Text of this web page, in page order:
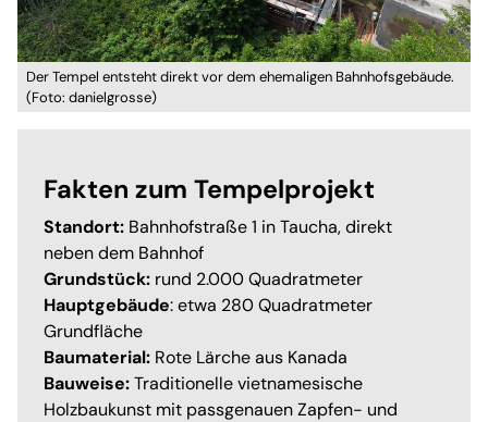
Der Tempel entsteht direkt vor dem ehemaligen Bahnhofsgebäude.
(Foto: danielgrosse)
Fakten zum Tempelprojekt
Standort: Bahnhofstraße 1 in Taucha, direkt
neben dem Bahnhof
Grundstück: rund 2.000 Quadratmeter
Hauptgebäude: etwa 280 Quadratmeter
Grundfläche
Baumaterial: Rote Lärche aus Kanada
Bauweise:Traditionelle vietnamesische
Holzbaukunst mit passgenauen Zapfen- und